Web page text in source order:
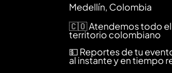
Medellín, Colombia
🇨🇴 Atendemos todo el
territorio colombiano
💵 Reportes de tu
al instante y en tiempo